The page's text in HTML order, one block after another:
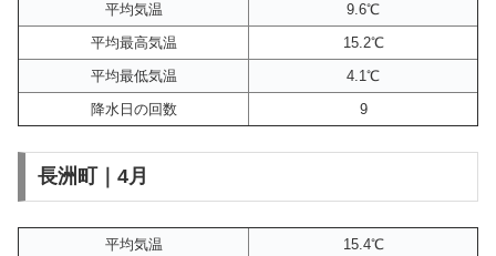
平均気温
9.6℃
平均最高気温
15.2℃
平均最低気温
4.1℃
降水日の回数
9
長洲町｜4月
平均気温 15.4℃